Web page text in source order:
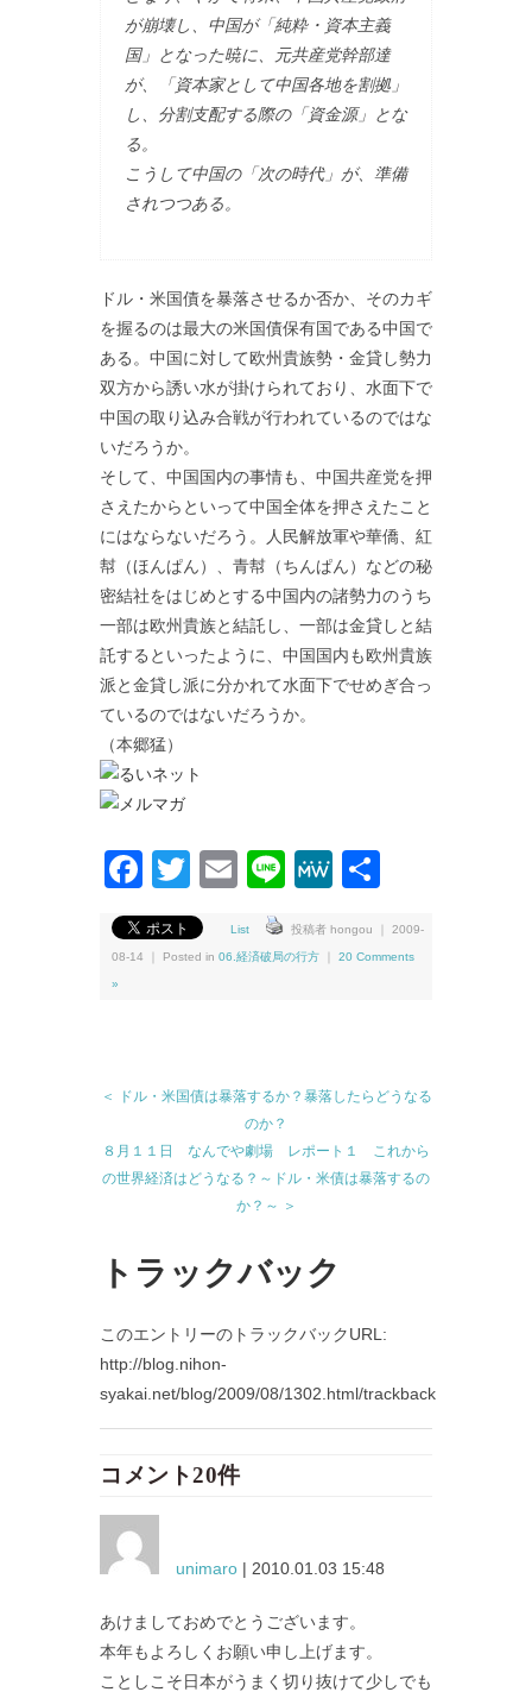
が崩壊し、中国が「純粋・資本主義
国」となった暁に、元共産党幹部達
が、「資本家として中国各地を割拠」
し、分割支配する際の「資金源」とな
る。
こうして中国の「次の時代」が、準備
されつつある。
ドル・米国債を暴落させるか否か、そのカギ
を握るのは最大の米国債保有国である中国で
ある。中国に対して欧州貴族勢・金貸し勢力
双方から誘い水が掛けられており、水面下で
中国の取り込み合戦が行われているのではな
いだろうか。
そして、中国国内の事情も、中国共産党を押
さえたからといって中国全体を押さえたこと
にはならないだろう。人民解放軍や華僑、紅
幇（ほんぱん）、青幇（ちんぱん）などの秘
密結社をはじめとする中国内の諸勢力のうち
一部は欧州貴族と結託し、一部は金貸しと結
託するといったように、中国国内も欧州貴族
派と金貸し派に分かれて水面下でせめぎ合っ
ているのではないだろうか。
（本郷猛）
Facebook
Twitter
EmailLineMeWe
List 投稿者 hongou ｜ 2009-
08-14 ｜ Posted in 06.経済破局の行方 20 Comments
»
＜ ドル・米国債は暴落するか？暴落したらどうなる
のか？
８月１１日 なんでや劇場 レポート１ これから
の世界経済はどうなる？～ドル・米債は暴落するの
か？～ ＞
トラックバック
このエントリーのトラックバックURL:
http://blog.nihon-
syakai.net/blog/2009/08/1302.html/trackback
コメント20件
unimaro | 2010.01.03 15:48
あけましておめでとうございます。
本年もよろしくお願い申し上げます。
ことしこそ日本がうまく切り抜けて少しでも